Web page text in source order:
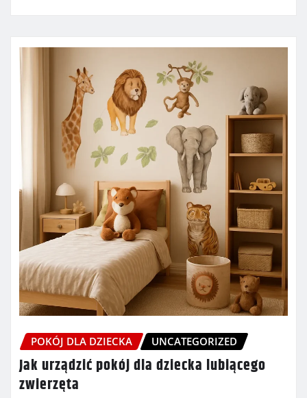
POKÓJ DLA DZIECKA UNCATEGORIZED
Jak urządzić pokój dla dziecka lubiącego
zwierzęta